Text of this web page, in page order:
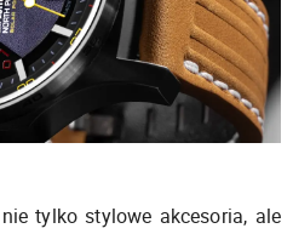
tylko stylowe akcesoria, ale